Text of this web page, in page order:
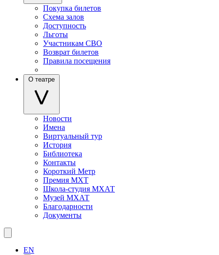
Покупка билетов
Схема залов
Доступность
Льготы
Участникам СВО
Возврат билетов
Правила посещения
О театре
Новости
Имена
Виртуальный тур
История
Библиотека
Контакты
Короткий Метр
Премия МХТ
Школа-студия МХАТ
Музей МХАТ
Благодарности
Документы
EN